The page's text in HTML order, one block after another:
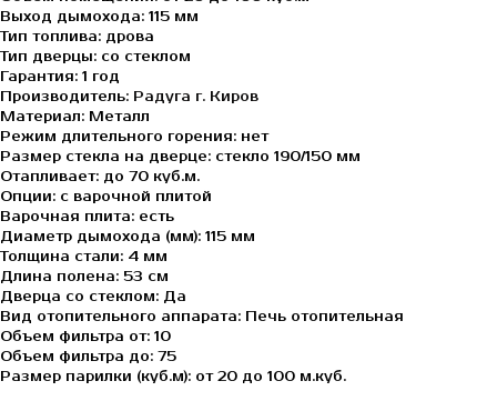
Выход дымохода: 115 мм
Тип топлива: дрова
Тип дверцы: со стеклом
Гарантия: 1 год
Производитель: Радуга г. Киров
Материал: Металл
Режим длительного горения: нет
Размер стекла на дверце: стекло 190/150 мм
Отапливает: до 70 куб.м.
Опции: с варочной плитой
Варочная плита: есть
Диаметр дымохода (мм): 115 мм
Толщина стали: 4 мм
Длина полена: 53 см
Дверца со стеклом: Да
Вид отопительного аппарата: Печь отопительная
Объем фильтра от: 10
Объем фильтра до: 75
Размер парилки (куб.м): от 20 до 100 м.куб.